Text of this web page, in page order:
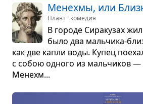
Менехмы, или
Плавт · комедия
В городе Сира­ку­зах
было два маль­чика-
как две капли воды. Купец
с собою одного из маль­чи­ков
Менехм...